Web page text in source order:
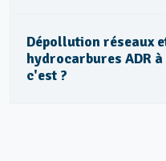
Dépollution réseaux
hydrocarbures ADR
c'est ?